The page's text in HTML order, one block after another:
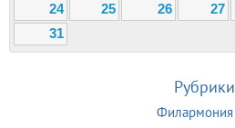
24
25 26 27
31
Рубрики
Филармония